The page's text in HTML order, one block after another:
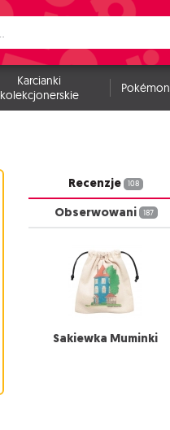
Karcianki
kolekcjonerskie
Pokémon
Recenzje 108
Obserwowani 187
Sakiewka Muminki